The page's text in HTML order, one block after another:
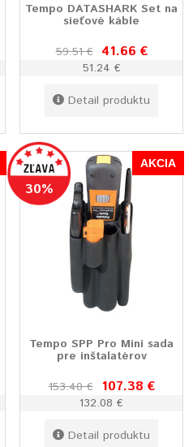
Tempo DATASHARK Set na
sieťové káble
59.51 € 41.66 €
51.24 €
Detail produktu
30%
AKCIA
Tempo SPP Pro Mini sada
pre inštalatérov
153.40 € 107.38 €
132.08 €
Detail produktu